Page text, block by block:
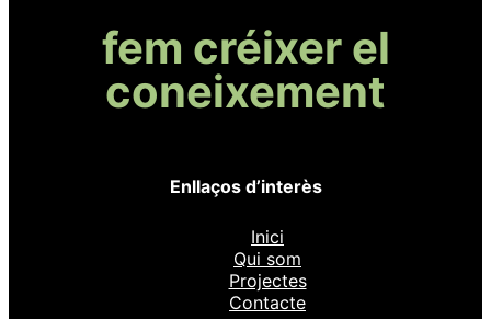
fem créixer el
coneixement
Enllaços d’interès
Inici
Qui som
Projectes
Contacte